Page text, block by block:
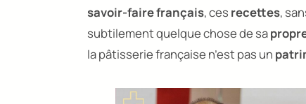
savoir-faire français, ces recettes,
subtilement quelque chose de sa
la pâtisserie française n’est pas un